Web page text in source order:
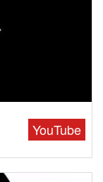
YouTube